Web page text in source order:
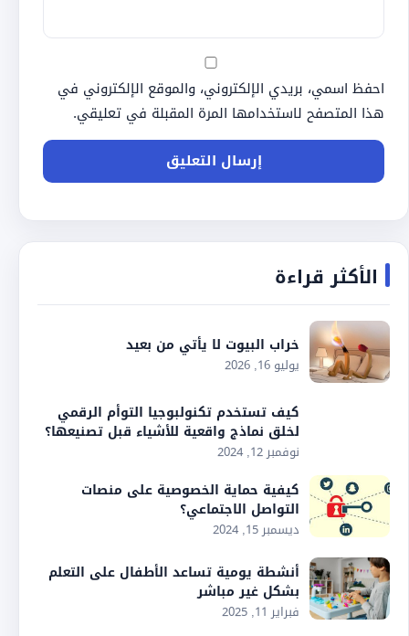
احفظ اسمي، بريدي الإلكتروني، والموقع الإلكتروني في
هذا المتصفح لاستخدامها المرة المقبلة في تعليقي.
الأكثر قراءة
خراب البيوت لا يأتي من بعيد
يوليو 16, 2026
كيف تستخدم تكنولبوجيا التوأم الرقمي
لخلق نماذج واقعية للأشياء قبل تصنيعها؟
نوفمبر 12, 2024
كيفية حماية الخصوصية على منصات
التواصل الاجتماعي؟
ديسمبر 15, 2024
أنشطة يومية تساعد الأطفال على التعلم
بشكل غير مباشر
فبراير 11, 2025